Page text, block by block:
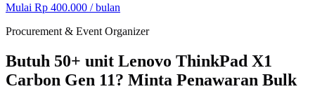
Mulai Rp 400.000 / bulan
Procurement & Event Organizer
Butuh 50+ unit Lenovo ThinkPad X1
Carbon Gen 11? Minta Penawaran Bulk